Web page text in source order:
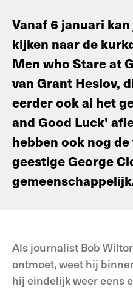
Vanaf 6 januari
kijken naar de
Men who Stare at
van Grant Heslov,
eerder ook al het
and Good Luck'
hebben ook nog
geestige George
Als journalist Bob
ontmoet, weet hij
hij eindelijk weer eens